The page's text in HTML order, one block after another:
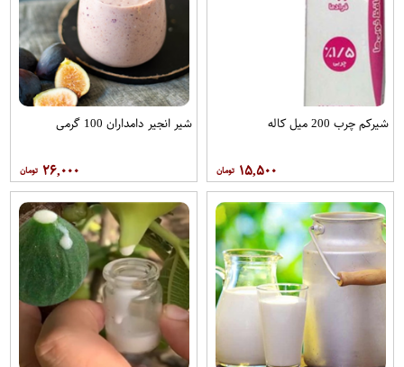
شیرکم چرب 200 میل کاله
۱۵,۵۰۰
شیر انجیر دامداران 100 گرمی
۲۶,۰۰۰